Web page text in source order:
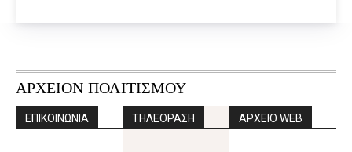
ΑΡΧΕΙΟΝ ΠΟΛΙΤΙΣΜΟΥ
ΕΠΙΚΟΙΝΩΝΙΑ ΤΗΛΕΟΡΑΣΗ ΑΡΧΕΙΟ WEB